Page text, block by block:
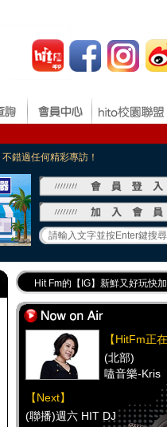
錯過任何精彩專訪！
Hit Fm的【IG】新鮮又好玩快加
Hit Fm【FB臉書粉絲團】等你
最專業《DJ推薦》好音樂千萬
好康報報 最新優惠訊息都在這！
【HitFm正
(北部)
嗑音樂-Kris
【Next】
(聯播)週六 HIT DJ